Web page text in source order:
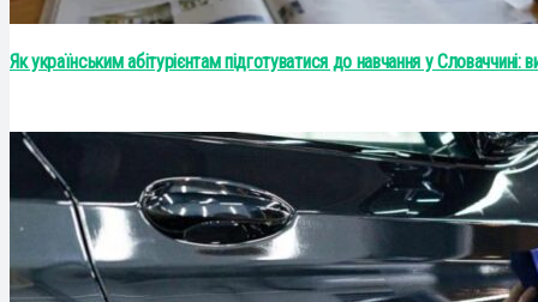
Як українським абітурієнтам підготуватися до навчання у